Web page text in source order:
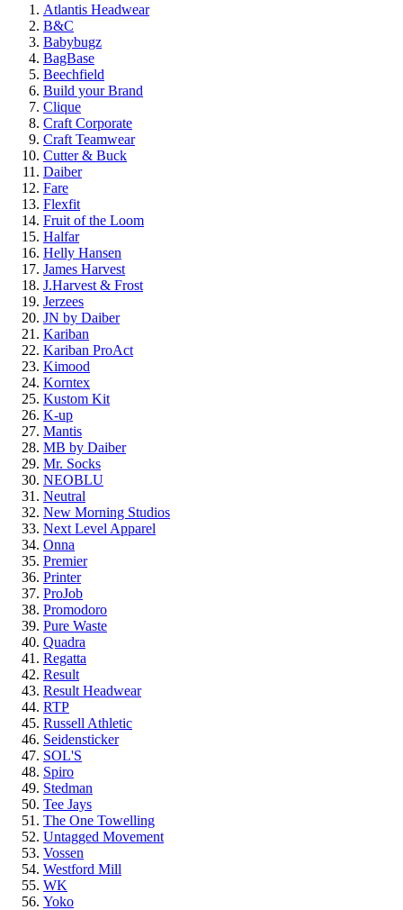
Atlantis Headwear
B&C
Babybugz
BagBase
Beechfield
Build your Brand
Clique
Craft Corporate
Craft Teamwear
Cutter & Buck
Daiber
Fare
Flexfit
Fruit of the Loom
Halfar
Helly Hansen
James Harvest
J.Harvest & Frost
Jerzees
JN by Daiber
Kariban
Kariban ProAct
Kimood
Korntex
Kustom Kit
K-up
Mantis
MB by Daiber
Mr. Socks
NEOBLU
Neutral
New Morning Studios
Next Level Apparel
Onna
Premier
Printer
ProJob
Promodoro
Pure Waste
Quadra
Regatta
Result
Result Headwear
RTP
Russell Athletic
Seidensticker
SOL'S
Spiro
Stedman
Tee Jays
The One Towelling
Untagged Movement
Vossen
Westford Mill
WK
Yoko